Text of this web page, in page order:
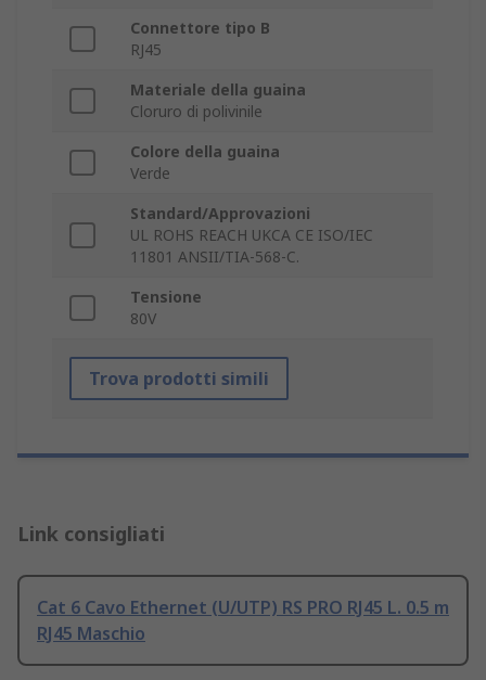
Connettore tipo B
RJ45
Materiale della guaina
Cloruro di polivinile
Colore della guaina
Verde
Standard/Approvazioni
UL ROHS REACH UKCA CE ISO/IEC
11801 ANSII/TIA-568-C.
Tensione
80V
Trova prodotti simili
Link consigliati
Cat 6 Cavo Ethernet (U/UTP) RS PRO RJ45 L. 0.5 m
RJ45 Maschio